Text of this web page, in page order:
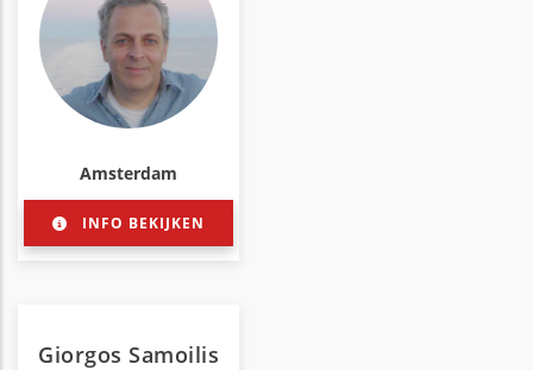
Amsterdam
INFO BEKIJKEN
Giorgos Samoilis